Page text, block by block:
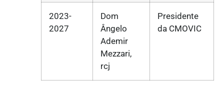
2023-
2027
Dom
Ângelo
Ademir
Mezzari,
rcj
Presidente
da CMOVIC